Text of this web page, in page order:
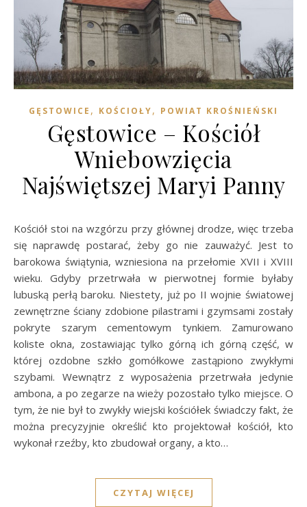
GĘSTOWICE , KOŚCIOŁY, POWIAT KROŚNIEŃSKI
Gęstowice – Kościół
Wniebowzięcia
Najświętszej Maryi Panny
Kościół stoi na wzgórzu przy głównej drodze, więc trzeba
się naprawdę postarać, żeby go nie zauważyć. Jest to
barokowa świątynia, wzniesiona na przełomie XVII i XVIII
wieku. Gdyby przetrwała w pierwotnej formie byłaby
lubuską perłą baroku. Niestety, już po II wojnie światowej
zewnętrzne ściany zdobione pilastrami i gzymsami zostały
pokryte szarym cementowym tynkiem. Zamurowano
koliste okna, zostawiając tylko górną ich górną część, w
której ozdobne szkło gomółkowe zastąpiono zwykłymi
szybami. Wewnątrz z wyposażenia przetrwała jedynie
ambona, a po zegarze na wieży pozostało tylko miejsce. O
tym, że nie był to zwykły wiejski kościółek świadczy fakt, że
można precyzyjnie określić kto projektował kościół, kto
wykonał rzeźby, kto zbudował organy, a kto…
CZYTAJ WIĘCEJ